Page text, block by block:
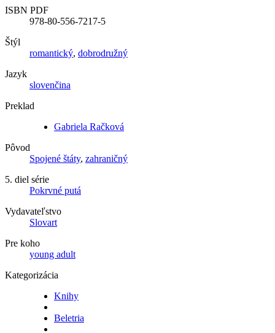
ISBN PDF
978-80-556-7217-5
Štýl
romantický, dobrodružný
Jazyk
slovenčina
Preklad
Gabriela Račková
Pôvod
Spojené štáty, zahraničný
5. diel série
Pokrvné putá
Vydavateľstvo
Slovart
Pre koho
young adult
Kategorizácia
Knihy
Beletria